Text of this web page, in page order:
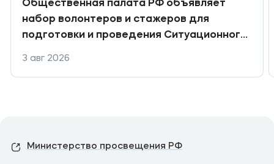
Общественная палата РФ объявляет
набор волонтеров и стажеров для
подготовки и проведения Ситуационного
3 авг 2026
Министерство просвещения РФ